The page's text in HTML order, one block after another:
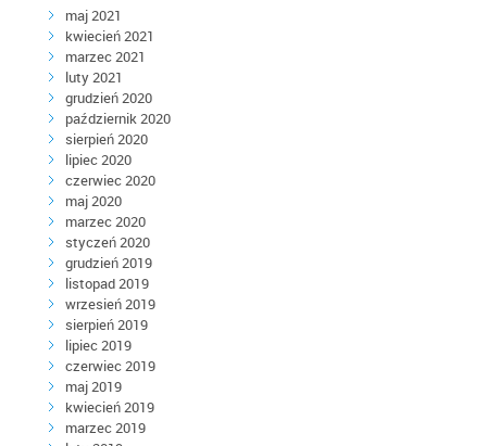
maj 2021
kwiecień 2021
marzec 2021
luty 2021
grudzień 2020
październik 2020
sierpień 2020
lipiec 2020
czerwiec 2020
maj 2020
marzec 2020
styczeń 2020
grudzień 2019
listopad 2019
wrzesień 2019
sierpień 2019
lipiec 2019
czerwiec 2019
maj 2019
kwiecień 2019
marzec 2019